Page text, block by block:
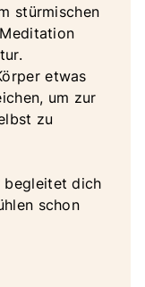
stürmischen
etwas
um zur
zu
begleitet dich
schon